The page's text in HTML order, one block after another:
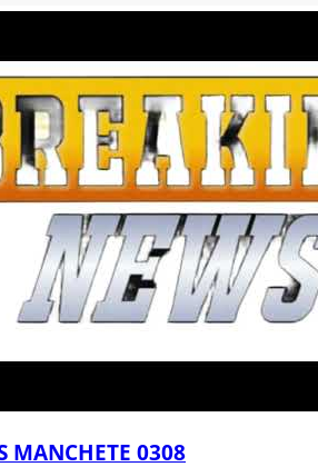
MANCHETE 0308